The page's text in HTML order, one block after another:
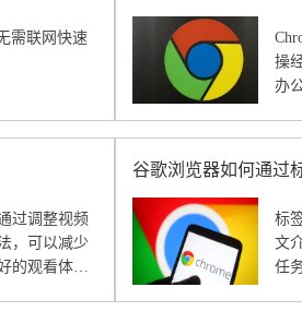
需联网快速
操
办
过调整视频
，可以减少
的观看体
谷歌浏览器如何通过
标
文
任